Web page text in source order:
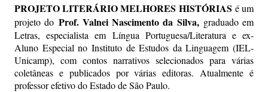
PROJETO LITERÁRIO MELHORES HISTÓRIAS é um
projeto do Prof. Valnei Nascimento da Silva,graduado em
Letras, especialista em Língua Portuguesa/Literatura e ex-
Aluno Especial no Instituto de Estudos da Linguagem (IEL-
Unicamp), com contos narrativos selecionados para várias
coletâneas e publicados por várias editoras. Atualmente é
professor efetivo do Estado de São Paulo.